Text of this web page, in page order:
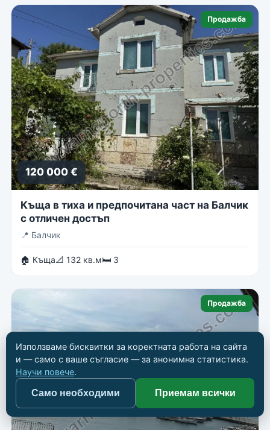
Продажба
120 000 €
Къща в тиха и предпочитана част на Балчик
с отличен достъп
📍 Балчик
🏠 Къща📐 132 кв.м🛏 3
Продажба
Използваме бисквитки за коректната работа на сайта
и — само с ваше съгласие — за анонимна статистика.
Научи повече.
Само необходими Приемам всички